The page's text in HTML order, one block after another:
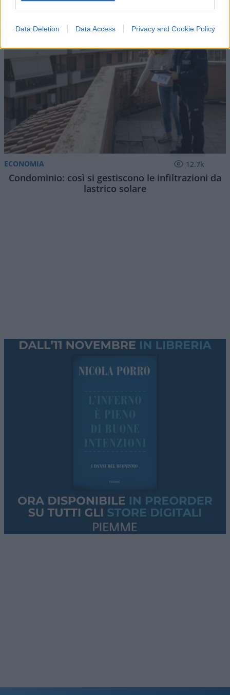
Data Deletion Data Access Privacy and Cookie Policy
ECONOMIA 12.7k
Condominio: così si gestiscono le infiltrazioni da
lastrico solare